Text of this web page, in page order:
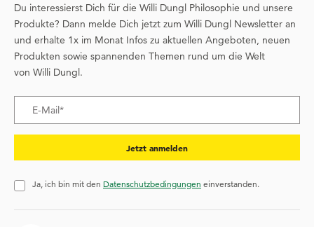
Du interessierst Dich für die Willi Dungl Philosophie und unsere
Produkte? Dann melde Dich jetzt zum Willi Dungl Newsletter an
und erhalte 1x im Monat Infos zu aktuellen Angeboten, neuen
Produkten sowie spannenden Themen rund um die Welt
von Willi Dungl.
Jetzt anmelden
Ja, ich bin mit den Datenschutzbedingungen einverstanden.